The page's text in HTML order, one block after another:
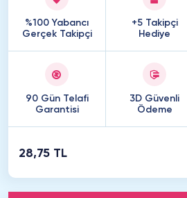
%100 Yabancı
Gerçek Takipçi
+5 Takipçi
Hediye
90 Gün Telafi
Garantisi
3D Güvenli
Ödeme
28,75 TL